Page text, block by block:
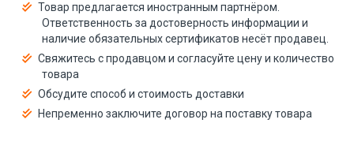
Товар предлагается иностранным партнёром.
Ответственность за достоверность информации и
наличие обязательных сертификатов несёт продавец.
Свяжитесь с продавцом и согласуйте цену и количество
товара
Обсудите способ и стоимость доставки
Непременно заключите договор на поставку товара